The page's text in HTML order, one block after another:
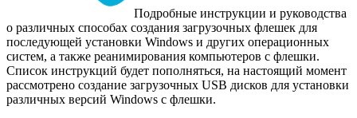
Подробные инструкции и руководства
о различных способах создания загрузочных флешек для
последующей установки Windows и других операционных
систем, а также реанимирования компьютеров с флешки.
Список инструкций будет пополняться, на настоящий момент
рассмотрено создание загрузочных USB дисков для установки
различных версий Windows с флешки.